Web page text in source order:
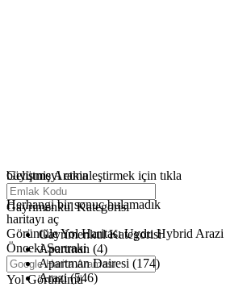
büyütmeyi etkinleştirmek için tıkla
Haritalar yükleniyor
Herhangi bir sonuç bulamadık
haritayı aç
GörüntüleYol Haritası Uydu Hybrid Arazi
Önceki Sonraki
Yol Görünümü
Gelişmiş Arama
Gayrimenkul Kategorisi
Gayrimenkul Kategorisi
Apartman (4)
Apartman Dairesi (174)
Arazi (546)